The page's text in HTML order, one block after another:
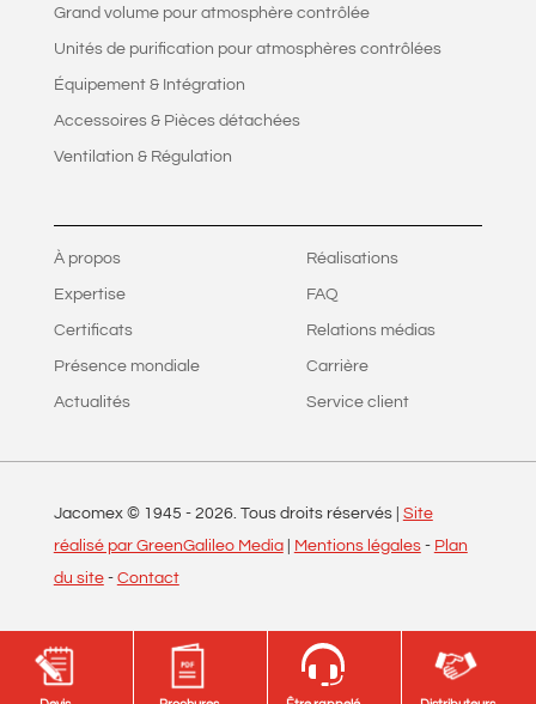
Grand volume pour atmosphère contrôlée
Unités de purification pour atmosphères contrôlées
Équipement & Intégration
Accessoires & Pièces détachées
Ventilation & Régulation
À propos
Expertise
Certificats
Présence mondiale
Actualités
Réalisations
FAQ
Relations médias
Carrière
Service client
Jacomex © 1945 - 2026. Tous droits réservés | Site
réalisé par GreenGalileo Media| Mentions légales- Plan
du site- Contact